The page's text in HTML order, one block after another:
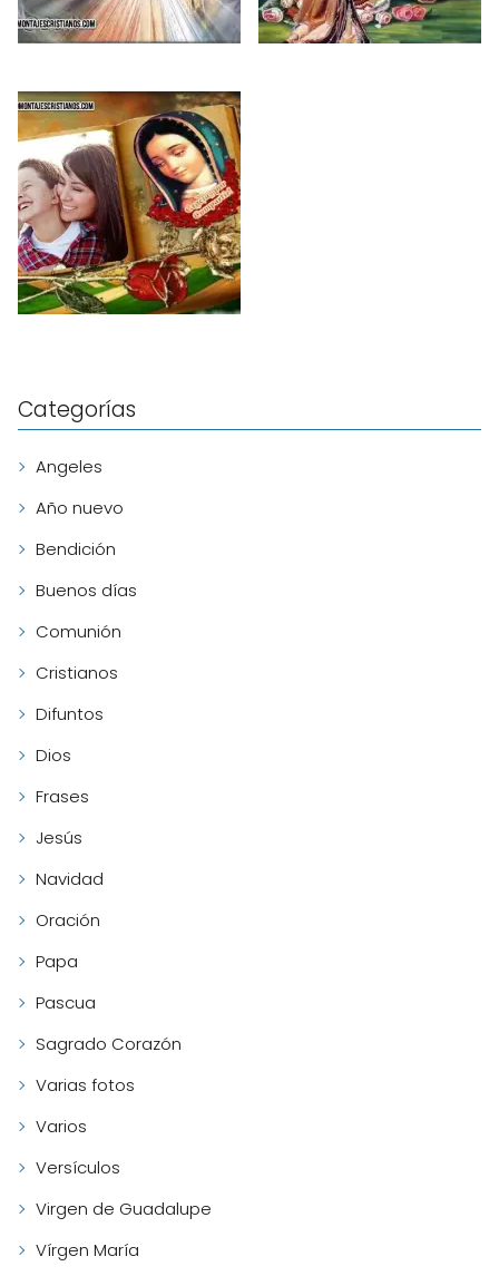
Categorías
Angeles
Año nuevo
Bendición
Buenos días
Comunión
Cristianos
Difuntos
Dios
Frases
Jesús
Navidad
Oración
Papa
Pascua
Sagrado Corazón
Varias fotos
Varios
Versículos
Virgen de Guadalupe
Vírgen María